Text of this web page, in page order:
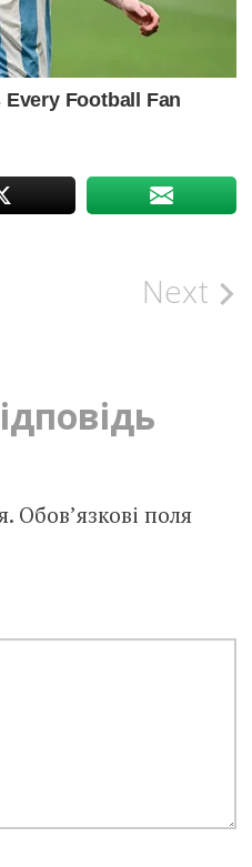
Next
Обов’язкові поля